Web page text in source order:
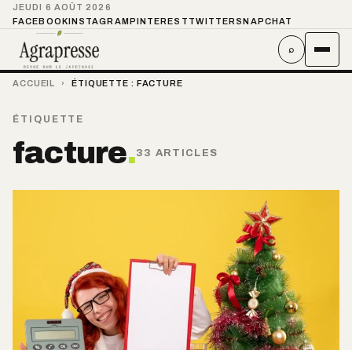
JEUDI 6 AOÛT 2026
FACEBOOKINSTAGRAMPINTEREST TWITTER SNAPCHAT
⌕
ACCUEIL › ÉTIQUETTE : FACTURE
ÉTIQUETTE
facture.33 ARTICLES